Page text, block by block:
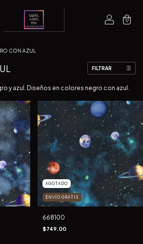
0
CON AZUL
FILTRAR
y azul. Diseños en colores negro con azul.
AGOTADO
ENVÍO GRATIS
668100
$749.00